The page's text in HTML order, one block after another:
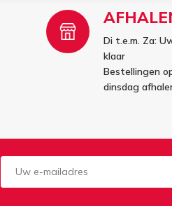
Di t.e.m. Za:
klaar
Bestellingen
dinsdag